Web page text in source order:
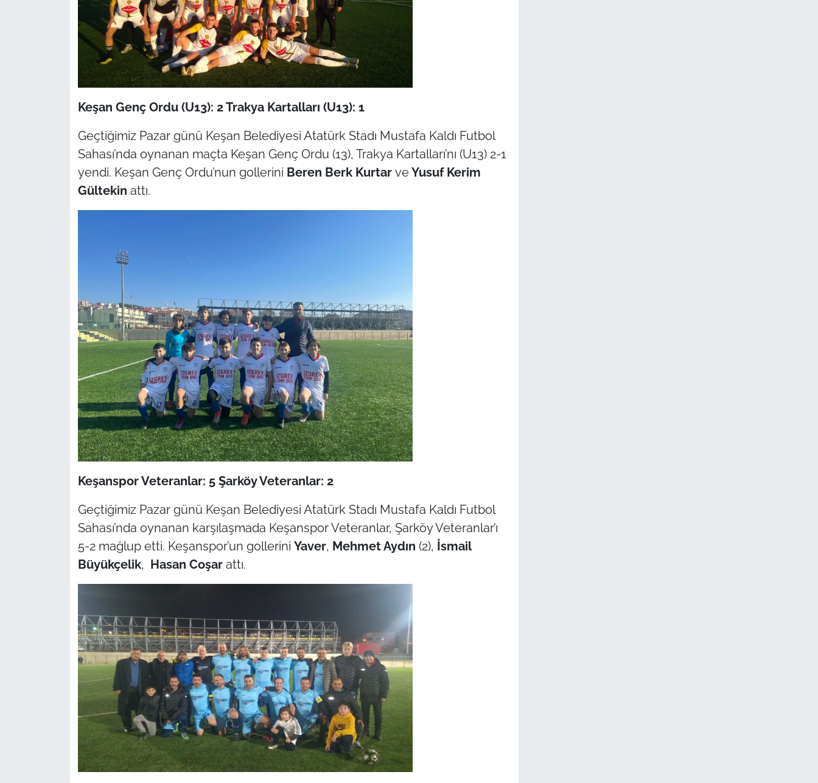
Keşan Genç Ordu (U13): 2 Trakya Kartalları (U13): 1
Geçtiğimiz Pazar günü Keşan Belediyesi Atatürk Stadı Mustafa Kaldı Futbol
Sahası’nda oynanan maçta Keşan Genç Ordu (13), Trakya Kartalları’nı (U13) 2-1
yendi. Keşan Genç Ordu’nun gollerini Beren Berk Kurtar veYusuf Kerim
Gültekin attı.
Keşanspor Veteranlar: 5 Şarköy Veteranlar: 2
Geçtiğimiz Pazar günü Keşan Belediyesi Atatürk Stadı Mustafa Kaldı Futbol
Sahası’nda oynanan karşılaşmada Keşanspor Veteranlar, Şarköy Veteranlar’ı
5-2 mağlup etti. Keşanspor’un gollerini Yaver, Mehmet Aydın (2), İsmail
Büyükçelik, Hasan Coşarattı.
Dış Haberler
Bilim Teknoloji
English News